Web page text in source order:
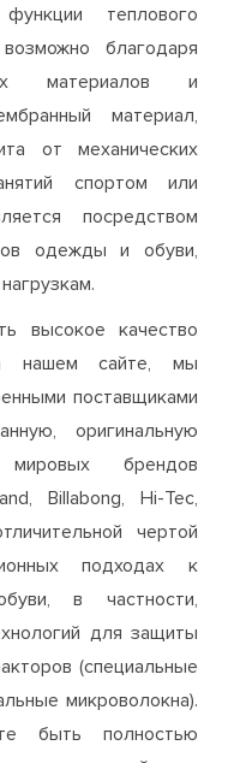
теплового
благодаря
материалов и
материал,
от механических
спортом или
посредством
одежды и обуви,
высокое качество
нашем сайте, мы
поставщиками
оригинальную
брендов
Billabong, Hi-Tec,
чертой
подходах к
в частности,
для защиты
(специальные
микроволокна).
быть полностью